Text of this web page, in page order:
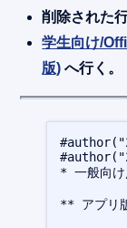
削除された
学生向け/
版) へ行く。
* 一般向
** アプリ